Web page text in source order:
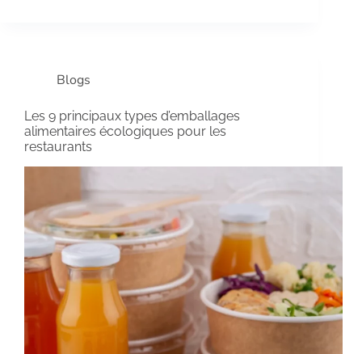
Blogs
Les 9 principaux types d’emballages
alimentaires écologiques pour les
restaurants